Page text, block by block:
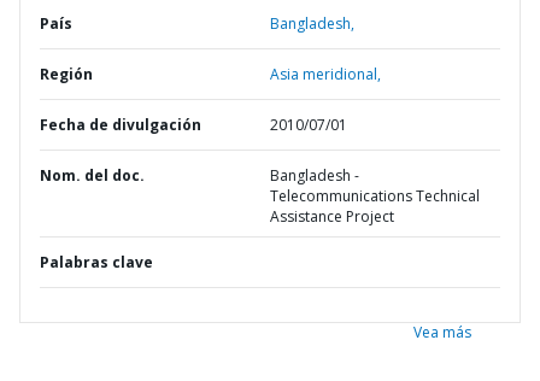
País Bangladesh,
Región Asia meridional,
Fecha de divulgación 2010/07/01
Nom. del doc.
Bangladesh -
Telecommunications Technical
Assistance Project
Palabras clave
Vea más